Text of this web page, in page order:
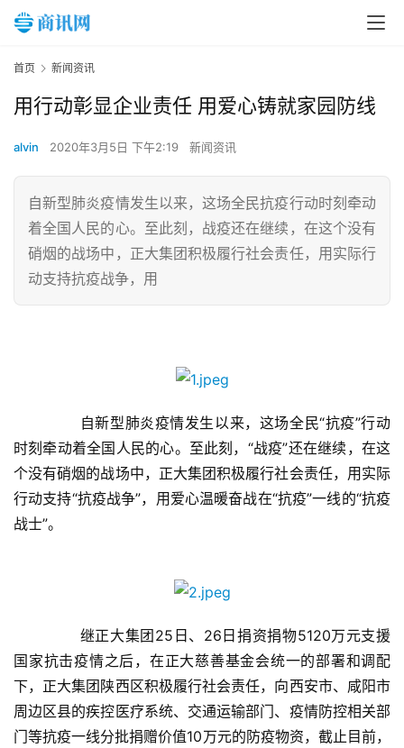
首页 新闻资讯
用行动彰显企业责任 用爱心铸就家园防线
alvin 2020年3月5日 下午2:19 新闻资讯
自新型肺炎疫情发生以来，这场全民抗疫行动时刻牵动
着全国人民的心。至此刻，战疫还在继续，在这个没有
硝烟的战场中，正大集团积极履行社会责任，用实际行
动支持抗疫战争，用
时刻牵动着全国人民的心。至此刻，“战疫”还在继续，在这
个没有硝烟的战场中，正大集团积极履行社会责任，用实际
行动支持“抗疫战争”，用爱心温暖奋战在“抗疫”一线的“抗疫
战士”。
国家抗击疫情之后，在正大慈善基金会统一的部署和调配
下，正大集团陕西区积极履行社会责任，向西安市、咸阳市
周边区县的疾控医疗系统、交通运输部门、疫情防控相关部
门等抗疫一线分批捐赠价值10万元的防疫物资，截止目前，